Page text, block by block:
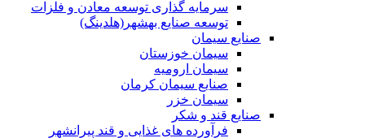
سرمایه گذاری توسعه معادن و فلزات
توسعه‌ صنایع‌ بهشهر(هلدینگ)
صنایع سیمان
سیمان خوزستان
سیمان ارومیه
صنایع سیمان کرمان
سیمان خزر
صنایع قند و شکر
فرآورده های غذایی و قند پیرانشهر